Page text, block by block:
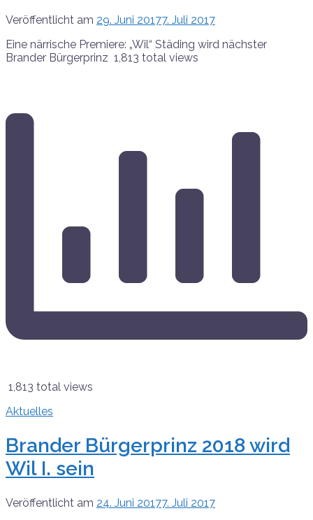
Veröffentlicht am 29. Juni 20177. Juli 2017
Eine närrische Premiere: „Wil“ Städing wird nächster
Brander Bürgerprinz 1,813 total views
1,813 total views
Aktuelles
Brander Bürgerprinz 2018 wird
Wil I. sein
Veröffentlicht am 24. Juni 20177. Juli 2017